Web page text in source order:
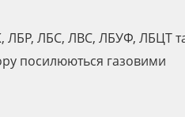
ЛБР, ЛБС, ЛВС, ЛБУФ, ЛБЦТ
посилюються газовими